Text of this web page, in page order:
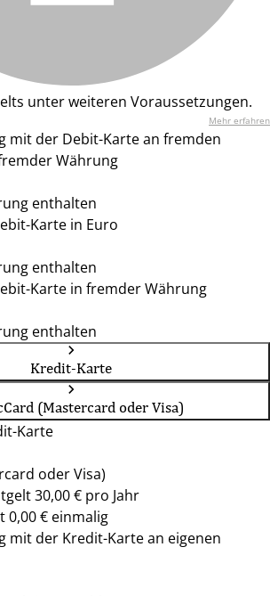
unter weiteren Voraussetzungen.
Mehr erfahren
mit der Debit-Karte an fremden
Währung
enthalten
Karte in Euro
enthalten
Karte in fremder Währung
enthalten
Kredit-Karte
(Mastercard oder Visa)
Karte
oder Visa)
30,00 € pro Jahr
0,00 € einmalig
mit der Kredit-Karte an eigenen